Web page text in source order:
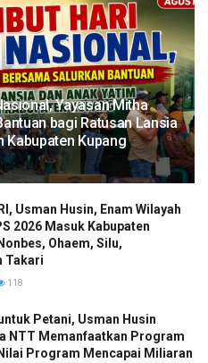
Yayasan Mitha
bagi Ratusan Lansia
Kabupaten Kupang
Usman Husin, Enam Wilayah
2026 Masuk Kabupaten
Ohaem, Silu,
Takari
118
Petani, Usman Husin
NTT Memanfaatkan Program
Program Mencapai Miliaran